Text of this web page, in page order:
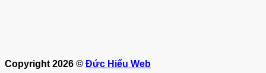
Copyright 2026 © Đức Hiếu Web